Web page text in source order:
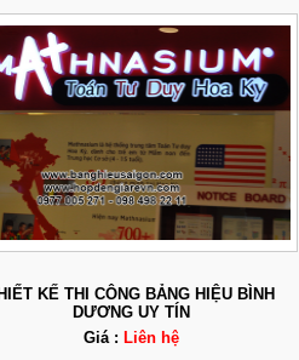
KẾ THI CÔNG BẢNG HIỆU BÌNH
DƯƠNG UY TÍN
Giá : Liên hệ